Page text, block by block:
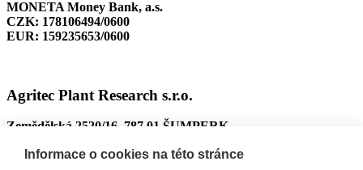
MONETA Money Bank, a.s.
CZK: 178106494/0600
EUR: 159235653/0600
Agritec Plant Research s.r.o.
Zemědělská 2520/16, 787 01 ŠUMPERK
IČO:26784246
Informace o cookies na této stránce